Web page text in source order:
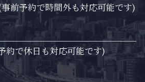
前予約で時間外も対応可能です)
約で休日も対応可能です)